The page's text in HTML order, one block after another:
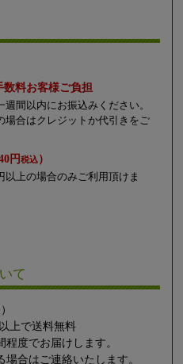
料お客様ご負担
間以内にお振込みください。
合はクレジットか代引きをご
円税込）
上の場合のみご利用頂けま
て
上で送料無料
程度でお届けします。
合はご連絡いたします。